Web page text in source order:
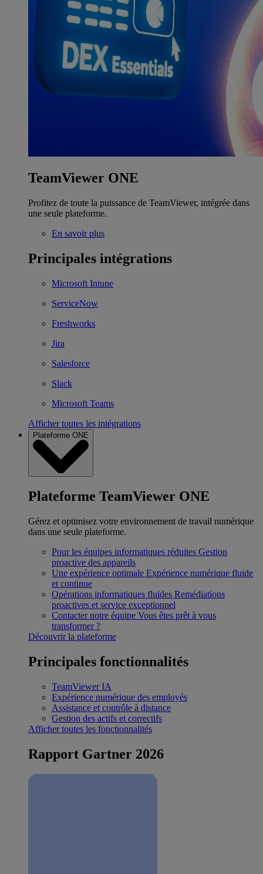
TeamViewer ONE
Profitez de toute la puissance de TeamViewer, intégrée dans
une seule plateforme.
En savoir plus
Principales intégrations
Microsoft Intune
ServiceNow
Freshworks
Jira
Salesforce
Slack
Microsoft Teams
Afficher toutes les intégrations
Plateforme ONE
Plateforme TeamViewer ONE
Gérez et optimisez votre environnement de travail numérique
dans une seule plateforme.
Pour les équipes informatiques réduites Gestion
proactive des appareils
Une expérience optimale Expérience numérique fluide
et continue
Opérations informatiques fluides Remédiations
proactives et service exceptionnel
Contacter notre équipe Vous êtes prêt à vous
transformer ?
Découvrir la plateforme
Principales fonctionnalités
TeamViewer IA
Expérience numérique des employés
Assistance et contrôle à distance
Gestion des actifs et correctifs
Afficher toutes les fonctionnalités
Rapport Gartner 2026